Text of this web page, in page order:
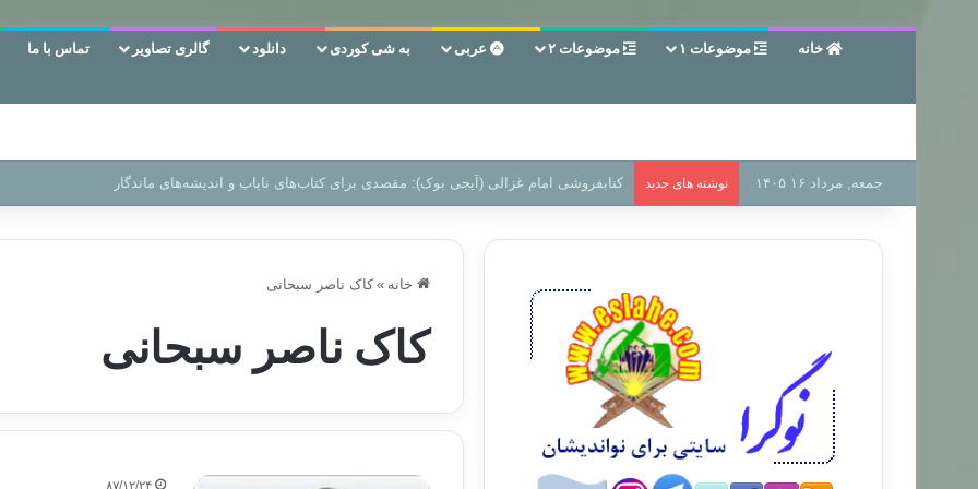
خانه موضوعات ۱ موضوعات ۲ عربی به شی کوردی دانلود گالری تصاویر تماس با ما
جمعه, مرداد ۱۶ ۱۴۰۵ نوشته های جدید سر دفتر فساد در زمین‌، دوری وکناره‌گیری از راه خداست‌!
خانه » کاک ناصر سبحانی
کاک ناصر سبحانی
۸۷/۱۲/۲۴